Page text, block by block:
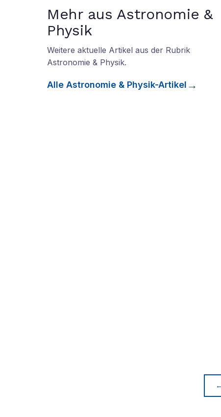
Mehr aus Astronomie &
Physik
Weitere aktuelle Artikel aus der Rubrik
Astronomie & Physik.
Alle Astronomie & Physik-Artikel